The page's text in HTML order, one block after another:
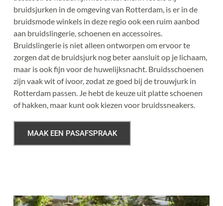
bruidsjurken in de omgeving van Rotterdam, is er in de
bruidsmode winkels in deze regio ook een ruim aanbod
aan bruidslingerie, schoenen en accessoires.
Bruidslingerie is niet alleen ontworpen om ervoor te
zorgen dat de bruidsjurk nog beter aansluit op je lichaam,
maar is ook fijn voor de huwelijksnacht. Bruidsschoenen
zijn vaak wit of ivoor, zodat ze goed bij de trouwjurk in
Rotterdam passen. Je hebt de keuze uit platte schoenen
of hakken, maar kunt ook kiezen voor bruidssneakers.
MAAK EEN PASAFSPRAAK